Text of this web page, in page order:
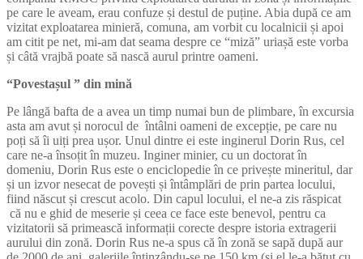
pe care le aveam, erau confuze și destul de puține. Abia după ce am
vizitat exploatarea minieră, comuna, am vorbit cu localnicii și apoi
am citit pe net, mi-am dat seama despre ce “miză” uriașă este vorba
și câtă vrajbă poate să nască aurul printre oameni.
“Povestașul ” din mină
Pe lângă bafta de a avea un timp numai bun de plimbare, în excursia
asta am avut și norocul de întâlni oameni de excepție, pe care nu
poți să îi uiți prea ușor. Unul dintre ei este inginerul Dorin Rus, cel
care ne-a însoțit în muzeu. Inginer minier, cu un doctorat în
domeniu, Dorin Rus este o enciclopedie în ce privește mineritul, dar
și un izvor nesecat de povești și întâmplări de prin partea locului,
fiind născut și crescut acolo. Din capul locului, el ne-a zis răspicat
că nu e ghid de meserie și ceea ce face este benevol, pentru ca
vizitatorii să primească informații corecte despre istoria extragerii
aurului din zonă. Dorin Rus ne-a spus că în zonă se sapă după aur